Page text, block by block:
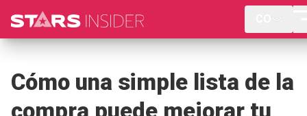
Cómo una simple lista de la